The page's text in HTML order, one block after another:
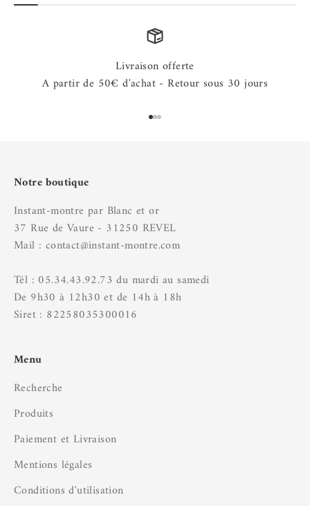
Livraison offerte
A partir de 50€ d'achat - Retour sous 30 jours
Aller à l'élément 1
Aller à l'élément 2
Aller à l'élément 3
Notre boutique
Instant-montre par Blanc et or
37 Rue de Vaure - 31250 REVEL
Mail : contact@instant-montre.com
Tél : 05.34.43.92.73 du mardi au samedi
De 9h30 à 12h30 et de 14h à 18h
Siret : 82258035300016
Menu
Recherche
Produits
Paiement et Livraison
Mentions légales
Conditions d'utilisation